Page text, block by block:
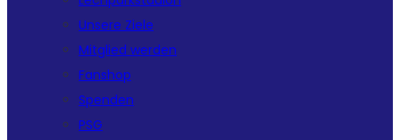
Unsere Ziele
Mitglied werden
Fanshop
Spenden
PSG